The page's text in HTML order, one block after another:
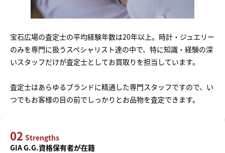
宝石広場の査定士の平均経験年数は20年以上。時計・ジュエリー
のみを専門に扱うスペシャリスト達の中で、特に知識・経験の深
いスタッフだけが査定士としてお買取りを担当しています。
査定士はあらゆるブランドに精通した専門スタッフですので、い
つでもお客様の目の前でしっかりとお品物を査定できます。
02 Strengths
GIA G.G.資格保有者が在籍